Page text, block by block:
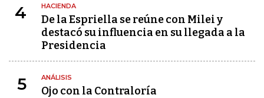
4 HACIENDA
De la Espriella se reúne con Milei y
destacó su influencia en su llegada a la
Presidencia
5 ANÁLISIS
Ojo con la Contraloría